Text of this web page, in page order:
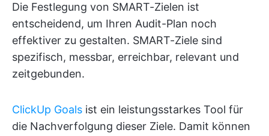
Die Festlegung von SMART-Zielen ist
entscheidend, um Ihren Audit-Plan noch
effektiver zu gestalten. SMART-Ziele sind
spezifisch, messbar, erreichbar, relevant und
zeitgebunden.
ClickUp Goals ist ein leistungsstarkes Tool für
die Nachverfolgung dieser Ziele. Damit können